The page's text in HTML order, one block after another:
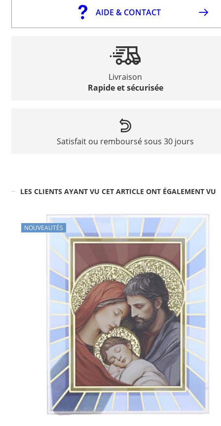
AIDE & CONTACT
Livraison
Rapide et sécurisée
Satisfait ou remboursé sous 30 jours
LES CLIENTS AYANT VU CET ARTICLE ONT ÉGALEMENT VU
NOUVEAUTÉS